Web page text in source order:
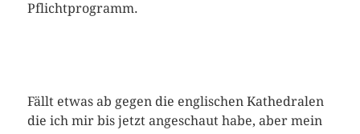
Pflichtprogramm.
Fällt etwas ab gegen die englischen Kathedralen
die ich mir bis jetzt angeschaut habe, aber mein